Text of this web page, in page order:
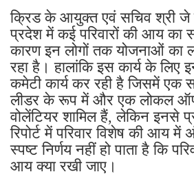
क्रिड के आयुक्त एवं सचिव श्री जे
प्रदेश में कई परिवारों की आय का
कारण इन लोगों तक योजनाओं का
रहा है। हालांकि इस कार्य के लिए
कमेटी कार्य कर रही है जिसमें एक
लीडर के रूप में और एक लोकल
वोलेंटियर शामिल हैं, लेकिन इनसे
रिपोर्ट में परिवार विशेष की आय
स्पष्ट निर्णय नहीं हो पाता है कि
आय क्या रखी जाए।